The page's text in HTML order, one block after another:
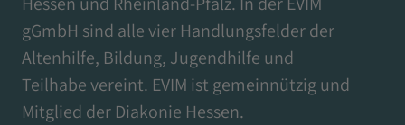
gGmbH sind alle vier Handlungsfelder der
Altenhilfe, Bildung, Jugendhilfe und
Teilhabe vereint. EVIM ist gemeinnützig und
Mitglied der Diakonie Hessen.